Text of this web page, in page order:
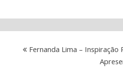
Fernanda Lima – Inspiração